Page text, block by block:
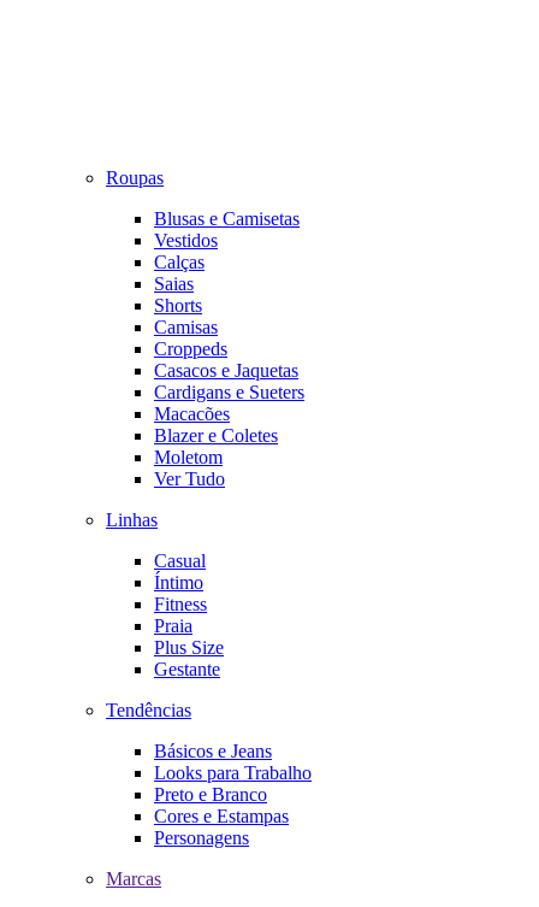
Roupas
Blusas e Camisetas
Vestidos
Calças
Saias
Shorts
Camisas
Croppeds
Casacos e Jaquetas
Cardigans e Sueters
Macacões
Blazer e Coletes
Moletom
Ver Tudo
Linhas
Casual
Íntimo
Fitness
Praia
Plus Size
Gestante
Tendências
Básicos e Jeans
Looks para Trabalho
Preto e Branco
Cores e Estampas
Personagens
Marcas